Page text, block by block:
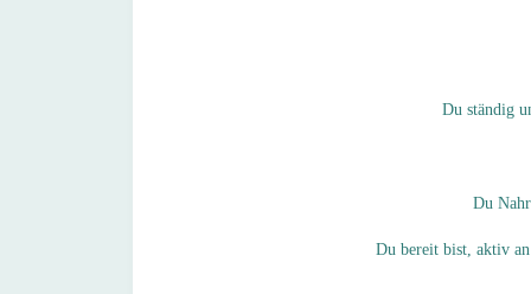
Du ständig
Du
Du bereit bist, aktiv